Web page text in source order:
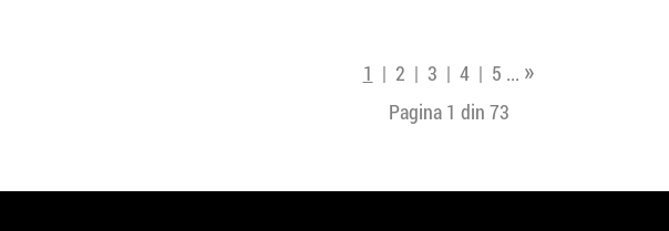
1 | 2 | 3 | 4| 5 ... »
Pagina 1 din 73